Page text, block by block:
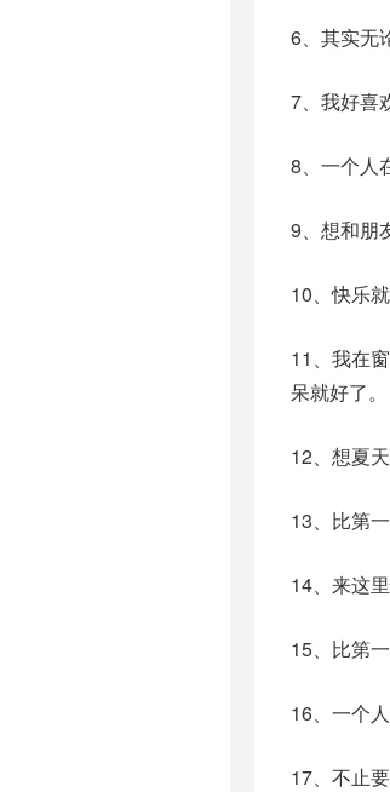
6、其实无
7、我好喜
8、一个人
9、想和朋
10、快乐
11、我在
呆就好了。
12、想夏
13、比第
14、来这
15、比第
16、一个
17、不止